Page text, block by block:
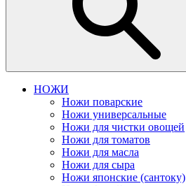
НОЖИ
Ножи поварские
Ножи универсальные
Ножи для чистки овощей
Ножи для томатов
Ножи для масла
Ножи для сыра
Ножи японские (сантоку)